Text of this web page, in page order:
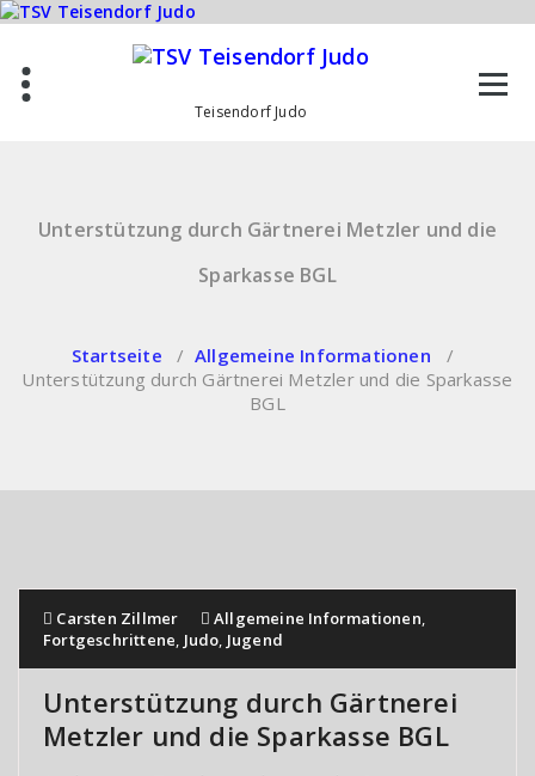
Zum
Teisendorf Judo
Unterstützung durch Gärtnerei Metzler und die
Sparkasse BGL
Startseite /Allgemeine Informationen /
Unterstützung durch Gärtnerei Metzler und die Sparkasse
BGL
Carsten Zillmer Allgemeine Informationen,
Fortgeschrittene, Judo, Jugend
Unterstützung durch Gärtnerei
Metzler und die Sparkasse BGL